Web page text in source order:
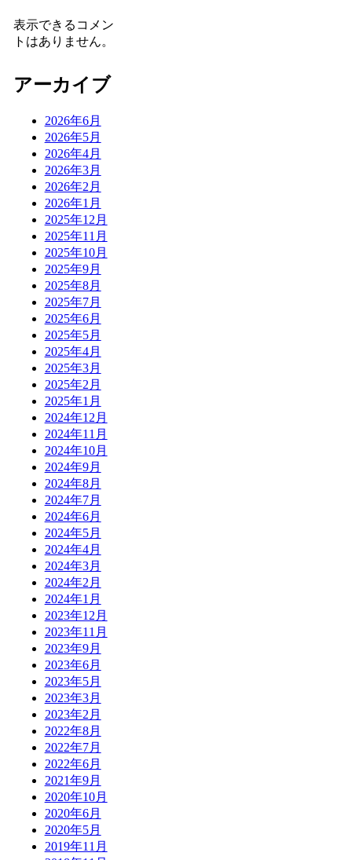
表示できるコメン
トはありません。
アーカイブ
2026年6月
2026年5月
2026年4月
2026年3月
2026年2月
2026年1月
2025年12月
2025年11月
2025年10月
2025年9月
2025年8月
2025年7月
2025年6月
2025年5月
2025年4月
2025年3月
2025年2月
2025年1月
2024年12月
2024年11月
2024年10月
2024年9月
2024年8月
2024年7月
2024年6月
2024年5月
2024年4月
2024年3月
2024年2月
2024年1月
2023年12月
2023年11月
2023年9月
2023年6月
2023年5月
2023年3月
2023年2月
2022年8月
2022年7月
2022年6月
2021年9月
2020年10月
2020年6月
2020年5月
2019年11月